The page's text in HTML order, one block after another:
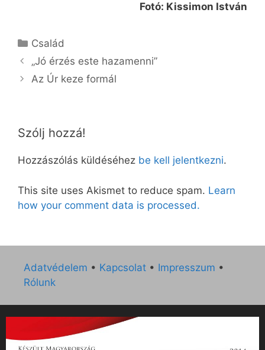
Fotó: Kissimon István
Kategória
Család
„Jó érzés este hazamenni”
Az Úr keze formál
Szólj hozzá!
Hozzászólás küldéséhez be kell jelentkezni.
This site uses Akismet to reduce spam. Learn
how your comment data is processed.
Adatvédelem • Kapcsolat • Impresszum •
Rólunk